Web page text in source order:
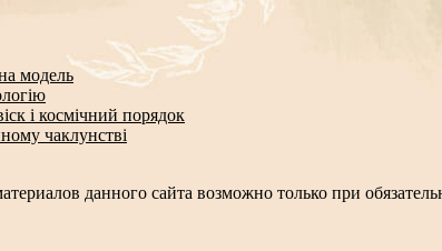
модель
і космічний порядок
чаклунстві
данного сайта возможно только при